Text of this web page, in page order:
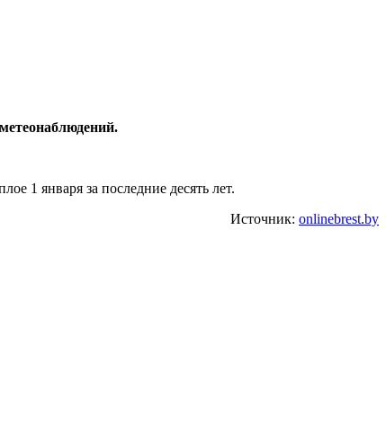
1 января за последние десять лет.
Источник: onlinebrest.by